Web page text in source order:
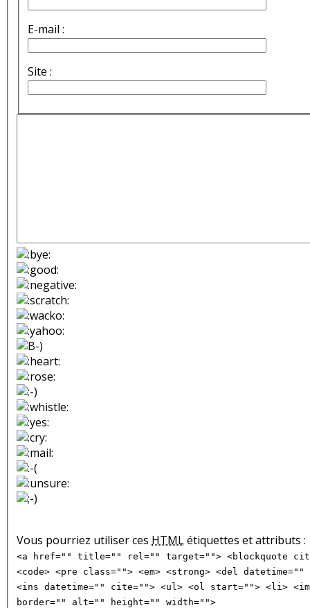
E-mail :
Site :
Vous pourriez utiliser ces HTMLétiquettes et attributs :
<a href="" title="" rel="" target=""> <blockquote
<code> <pre class=""> <em> <strong> <del
<ins datetime="" cite=""> <ul> <ol start=""> <li>
border="" alt="" height="" width="">